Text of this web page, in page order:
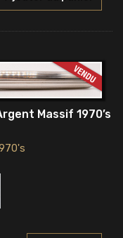
Massif 1970’s